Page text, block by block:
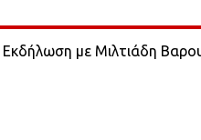
με Μιλτιάδη